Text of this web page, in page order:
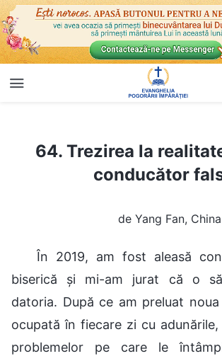
64. Trezirea la realitate a unui conducător fals
64. Trezirea la
conducător
de Yang Fan, China
În 2019, am fost aleasă
biserică și mi-am jurat că o
datoria. După ce am preluat
ocupată în fiecare zi cu
problemelor pe care le